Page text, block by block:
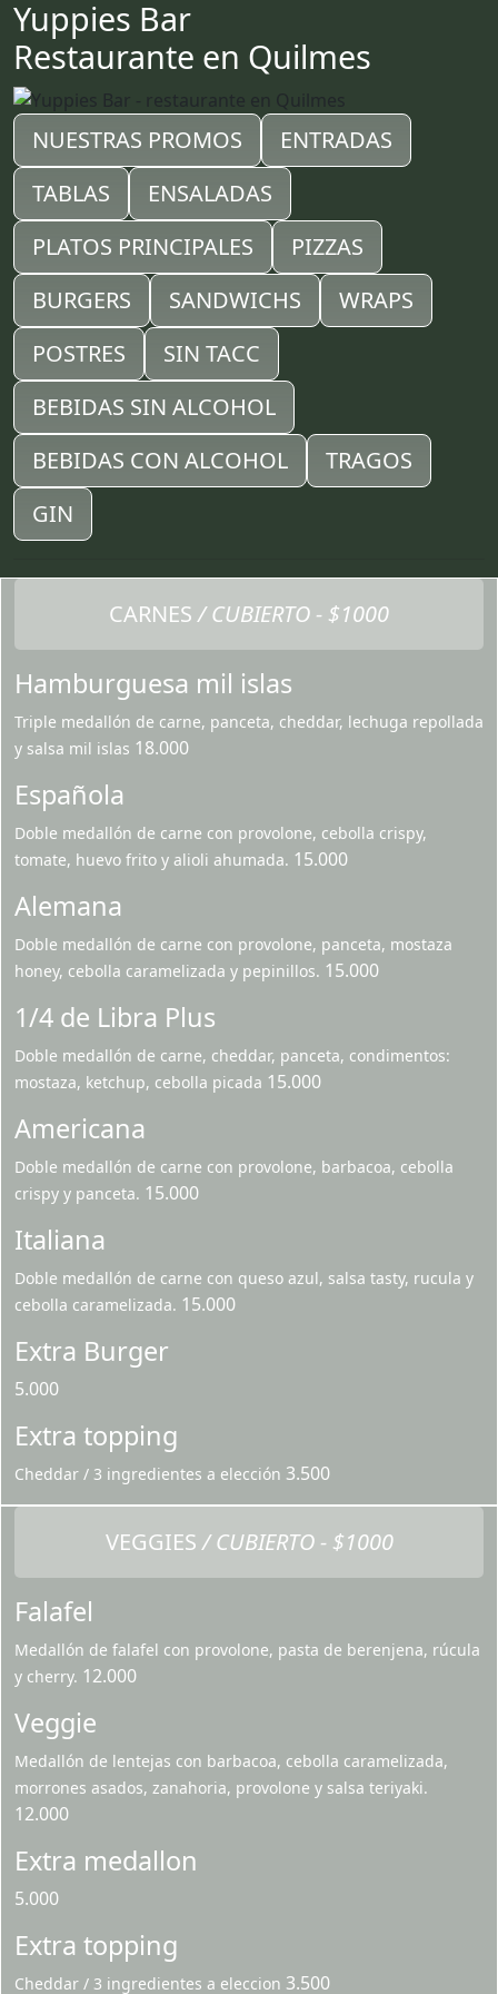
Yuppies Bar
Restaurante en Quilmes
NUESTRAS PROMOS
ENTRADAS
TABLAS
ENSALADAS
PLATOS PRINCIPALES
PIZZAS
BURGERS
SANDWICHS
WRAPS
POSTRES
SIN TACC
BEBIDAS SIN ALCOHOL
BEBIDAS CON ALCOHOL
TRAGOS
GIN
CARNES/ CUBIERTO - $1000
Hamburguesa mil islas
Triple medallón de carne, panceta, cheddar, lechuga repollada
y salsa mil islas 18.000
Española
Doble medallón de carne con provolone, cebolla crispy,
tomate, huevo frito y alioli ahumada. 15.000
Alemana
Doble medallón de carne con provolone, panceta, mostaza
honey, cebolla caramelizada y pepinillos. 15.000
1/4 de Libra Plus
Doble medallón de carne, cheddar, panceta, condimentos:
mostaza, ketchup, cebolla picada 15.000
Americana
Doble medallón de carne con provolone, barbacoa, cebolla
crispy y panceta. 15.000
Italiana
Doble medallón de carne con queso azul, salsa tasty, rucula y
cebolla caramelizada. 15.000
Extra Burger
5.000
Extra topping
Cheddar / 3 ingredientes a elección 3.500
VEGGIES/ CUBIERTO - $1000
Falafel
Medallón de falafel con provolone, pasta de berenjena, rúcula
y cherry. 12.000
Veggie
Medallón de lentejas con barbacoa, cebolla caramelizada,
morrones asados, zanahoria, provolone y salsa teriyaki.
12.000
Extra medallon
5.000
Extra topping
Cheddar / 3 ingredientes a eleccion 3.500